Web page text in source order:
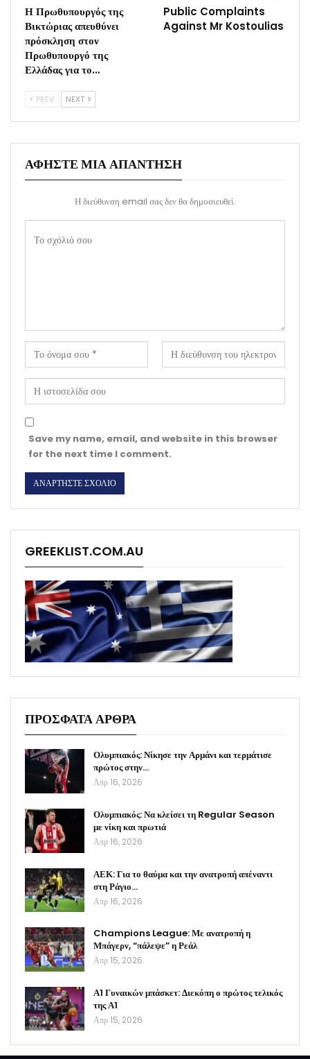
Η Πρωθυπουργός της
Βικτώριας απευθύνει
πρόσκληση στον
Πρωθυπουργό της
Ελλάδας για το…
Public Complaints
Against Mr Kostoulias
PREV NEXT
ΑΦΉΣΤΕ ΜΙΑ ΑΠΆΝΤΗΣΗ
Η διεύθυνση email σας δεν θα δημοσιευθεί.
Save my name, email, and website in this browser
for the next time I comment.
GREEKLIST.COM.AU
ΠΡΟΣΦΑΤΑ ΑΡΘΡΑ
Ολυμπιακός: Νίκησε την Αρμάνι και τερμάτισε
πρώτος στην…
Απρ 16, 2026
Ολυμπιακός: Να κλείσει τη Regular Season
με νίκη και πρωτιά
Απρ 16, 2026
ΑΕΚ: Για το θαύμα και την ανατροπή απέναντι
στη Ράγιο…
Απρ 16, 2026
Champions League: Με ανατροπή η
Μπάγερν, “πάλεψε” η Ρεάλ
Απρ 15, 2026
Α1 Γυναικών μπάσκετ: Διεκόπη ο πρώτος τελικός
της Α1
Απρ 15, 2026